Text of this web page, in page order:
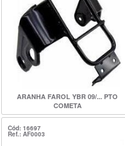
ARANHA FAROL YBR 09/... PTO
COMETA
Cód: 16697
Ref.: AF0003